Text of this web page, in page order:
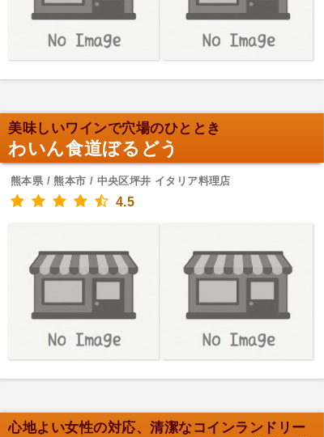
美味しいワインで穴場のひととき
わいん食道ぼるどう
熊本県 / 熊本市 / 中央区坪井 イタリア料理店
4.5
心地よい女性の対応、清潔なコインランドリー